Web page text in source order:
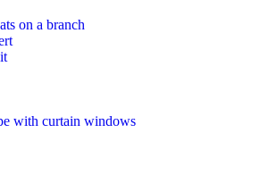
on a branch
with curtain windows